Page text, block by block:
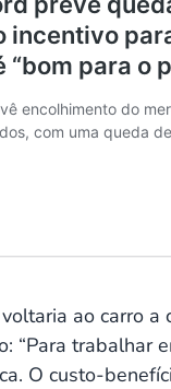
ao carro a
“Para trabalhar
O custo-